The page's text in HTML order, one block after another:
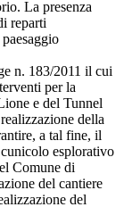
La presenza
reparti
n. 183/2011 il cui
per la
e del Tunnel
della
a tal fine, il
esplorativo
Comune di
del cantiere
del